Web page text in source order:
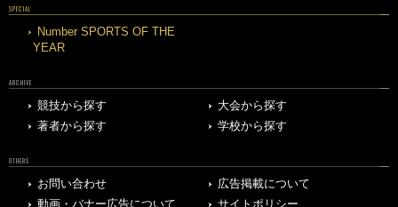
SPECIAL
Number SPORTS OF THE
YEAR
ARCHIVE
競技から探す
大会から探す
著者から探す
学校から探す
OTHERS
お問い合わせ
広告掲載について